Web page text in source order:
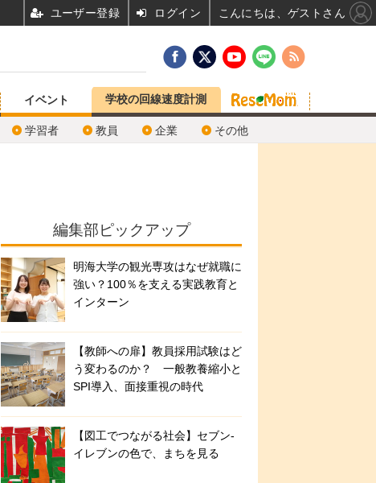
イベント
学習者 教員 企業 その他
学校の回線速度計測
編集部ピックアップ
明海大学の観光専攻はなぜ就職に
強い？100％を支える実践教育と
インターン
【教師への扉】教員採用試験はど
う変わるのか？ 一般教養縮小と
SPI導入、面接重視の時代
【図工でつながる社会】セブン‐
イレブンの色で、まちを見る
ユーザー登録 ログイン こんにちは、ゲストさん